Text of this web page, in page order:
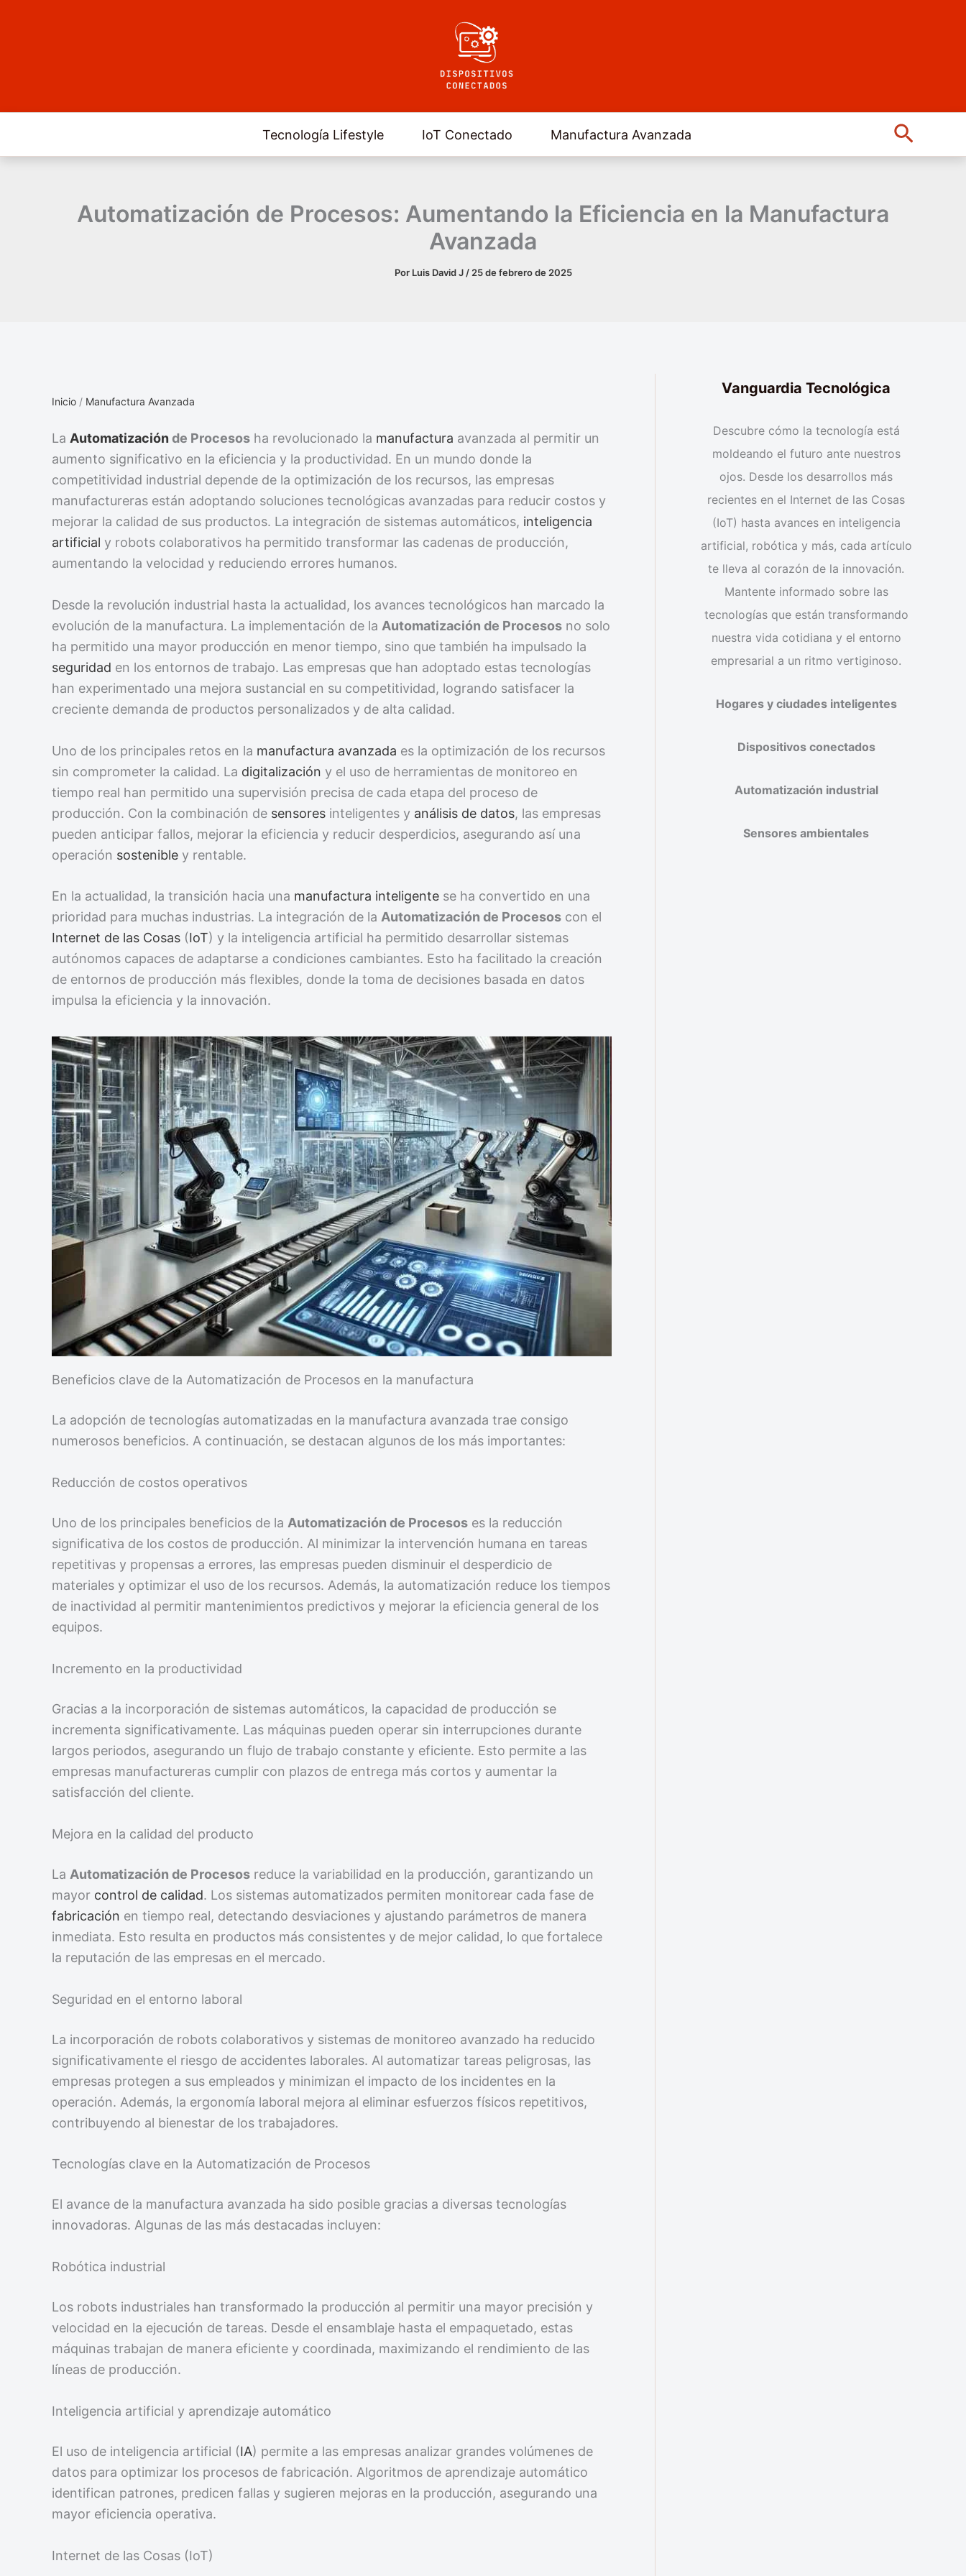
Tecnología Lifestyle IoT Conectado Manufactura Avanzada Buscar
Automatización de Procesos: Aumentando la Eficiencia en la Manufactura
Avanzada
Por Luis David J / 25 de febrero de 2025
Inicio / Manufactura Avanzada
La Automatizaciónde Procesos ha revolucionado la manufactura avanzada al permitir un
aumento significativo en la eficiencia y la productividad. En un mundo donde la
competitividad industrial depende de la optimización de los recursos, las empresas
manufactureras están adoptando soluciones tecnológicas avanzadas para reducir costos y
mejorar la calidad de sus productos. La integración de sistemas automáticos, inteligencia
artificial y robots colaborativos ha permitido transformar las cadenas de producción,
aumentando la velocidad y reduciendo errores humanos.
Desde la revolución industrial hasta la actualidad, los avances tecnológicos han marcado la
evolución de la manufactura. La implementación de la Automatización de Procesos no solo
ha permitido una mayor producción en menor tiempo, sino que también ha impulsado la
seguridad en los entornos de trabajo. Las empresas que han adoptado estas tecnologías
han experimentado una mejora sustancial en su competitividad, logrando satisfacer la
creciente demanda de productos personalizados y de alta calidad.
Uno de los principales retos en la manufactura avanzada es la optimización de los recursos
sin comprometer la calidad. La digitalización y el uso de herramientas de monitoreo en
tiempo real han permitido una supervisión precisa de cada etapa del proceso de
producción. Con la combinación de sensores inteligentes y análisis de datos, las empresas
pueden anticipar fallos, mejorar la eficiencia y reducir desperdicios, asegurando así una
operación sostenible y rentable.
En la actualidad, la transición hacia una manufactura inteligente se ha convertido en una
prioridad para muchas industrias. La integración de la Automatización de Procesos con el
Internet de las Cosas (IoT) y la inteligencia artificial ha permitido desarrollar sistemas
autónomos capaces de adaptarse a condiciones cambiantes. Esto ha facilitado la creación
de entornos de producción más flexibles, donde la toma de decisiones basada en datos
impulsa la eficiencia y la innovación.
Beneficios clave de la Automatización de Procesos en la manufactura
La adopción de tecnologías automatizadas en la manufactura avanzada trae consigo
numerosos beneficios. A continuación, se destacan algunos de los más importantes:
Reducción de costos operativos
Uno de los principales beneficios de la Automatización de Procesos es la reducción
significativa de los costos de producción. Al minimizar la intervención humana en tareas
repetitivas y propensas a errores, las empresas pueden disminuir el desperdicio de
materiales y optimizar el uso de los recursos. Además, la automatización reduce los tiempos
de inactividad al permitir mantenimientos predictivos y mejorar la eficiencia general de los
equipos.
Incremento en la productividad
Gracias a la incorporación de sistemas automáticos, la capacidad de producción se
incrementa significativamente. Las máquinas pueden operar sin interrupciones durante
largos periodos, asegurando un flujo de trabajo constante y eficiente. Esto permite a las
empresas manufactureras cumplir con plazos de entrega más cortos y aumentar la
satisfacción del cliente.
Mejora en la calidad del producto
La Automatización de Procesos reduce la variabilidad en la producción, garantizando un
mayor control de calidad. Los sistemas automatizados permiten monitorear cada fase de
fabricación en tiempo real, detectando desviaciones y ajustando parámetros de manera
inmediata. Esto resulta en productos más consistentes y de mejor calidad, lo que fortalece
la reputación de las empresas en el mercado.
Seguridad en el entorno laboral
La incorporación de robots colaborativos y sistemas de monitoreo avanzado ha reducido
significativamente el riesgo de accidentes laborales. Al automatizar tareas peligrosas, las
empresas protegen a sus empleados y minimizan el impacto de los incidentes en la
operación. Además, la ergonomía laboral mejora al eliminar esfuerzos físicos repetitivos,
contribuyendo al bienestar de los trabajadores.
Tecnologías clave en la Automatización de Procesos
El avance de la manufactura avanzada ha sido posible gracias a diversas tecnologías
innovadoras. Algunas de las más destacadas incluyen:
Robótica industrial
Los robots industriales han transformado la producción al permitir una mayor precisión y
velocidad en la ejecución de tareas. Desde el ensamblaje hasta el empaquetado, estas
máquinas trabajan de manera eficiente y coordinada, maximizando el rendimiento de las
líneas de producción.
Inteligencia artificial y aprendizaje automático
El uso de inteligencia artificial (IA) permite a las empresas analizar grandes volúmenes de
datos para optimizar los procesos de fabricación. Algoritmos de aprendizaje automático
identifican patrones, predicen fallas y sugieren mejoras en la producción, asegurando una
mayor eficiencia operativa.
Internet de las Cosas (IoT)
Vanguardia Tecnológica
Descubre cómo la tecnología está
moldeando el futuro ante nuestros
ojos. Desde los desarrollos más
recientes en el Internet de las Cosas
(IoT) hasta avances en inteligencia
artificial, robótica y más, cada artículo
te lleva al corazón de la innovación.
Mantente informado sobre las
tecnologías que están transformando
nuestra vida cotidiana y el entorno
empresarial a un ritmo vertiginoso.
Hogares y ciudades inteligentes
Dispositivos conectados
Automatización industrial
Sensores ambientales